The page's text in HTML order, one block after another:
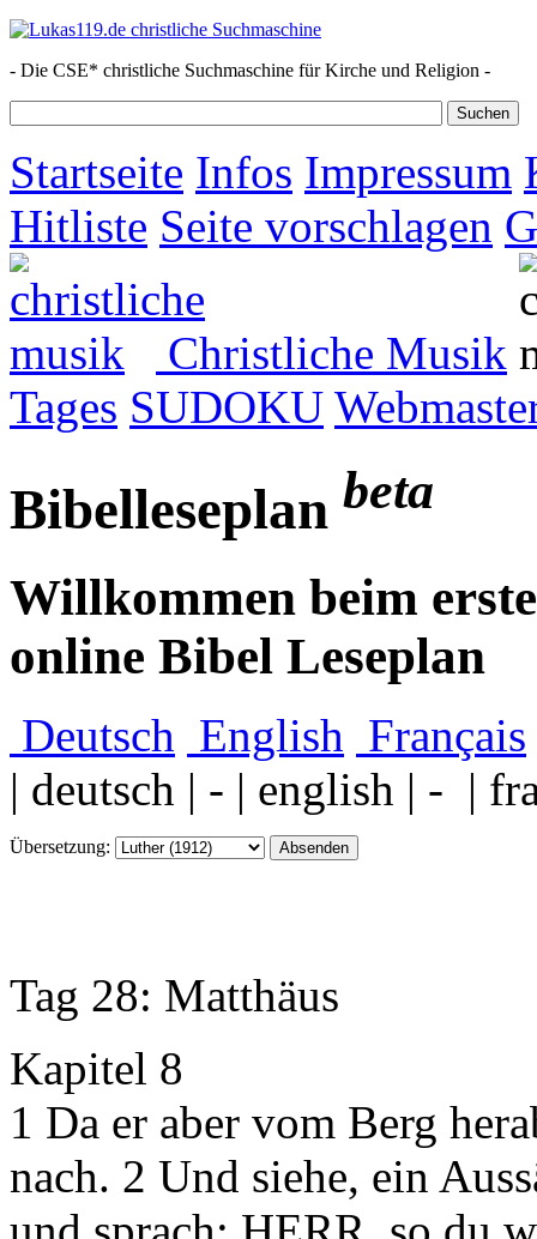
- Die CSE* christliche Suchmaschine für Kirche und Religion -
Startseite Infos Impressum
Hitliste Seite vorschlagen
Christliche Musik
Tages SUDOKU
Bibelleseplan beta
Willkommen beim
online Bibel Leseplan
Deutsch English Français
| deutsch | - | english | - |
Übersetzung:
Tag 28: Matthäus
Kapitel 8
1 Da er aber vom Berg
nach. 2 Und siehe, ein